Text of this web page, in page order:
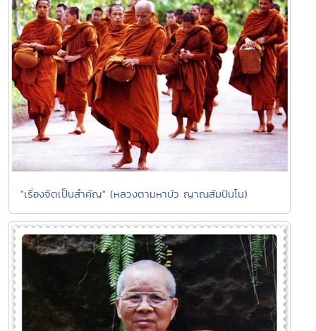
"เรื่องจิตเป็นสำคัญ" (หลวงตามหาบัว ญาณสัมปันโน)